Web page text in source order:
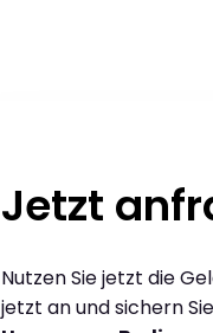
Jetzt
Nutzen Sie jetzt die
jetzt an und sichern